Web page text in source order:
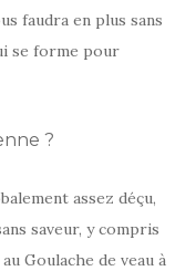
faudra en plus sans
se forme pour
?
assez déçu,
saveur, y compris
Goulache de veau à